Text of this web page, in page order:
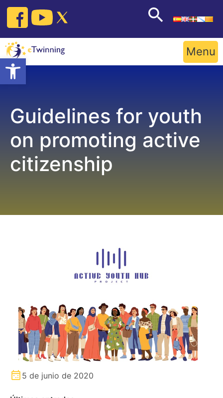
Open toolbar
Skip
content
Menu
Guidelines for youth
on promoting active
citizenship
5 de junio de 2020